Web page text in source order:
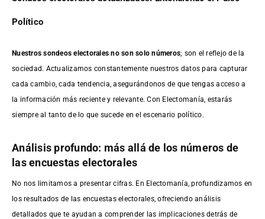
Político
Nuestros sondeos electorales no son solo números; son el reflejo de la
sociedad. Actualizamos constantemente nuestros datos para capturar
cada cambio, cada tendencia, asegurándonos de que tengas acceso a
la información más reciente y relevante. Con Electomanía, estarás
siempre al tanto de lo que sucede en el escenario político.
Análisis profundo: más allá de los números de
las encuestas electorales
No nos limitamos a presentar cifras. En Electomanía, profundizamos en
los resultados de las encuestas electorales, ofreciendo análisis
detallados que te ayudan a comprender las implicaciones detrás de